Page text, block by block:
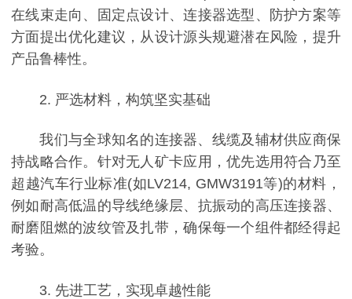
在线束走向、固定点设计、连接器选型、防护方案等
方面提出优化建议，从设计源头规避潜在风险，提升
产品鲁棒性。
2. 严选材料，构筑坚实基础
我们与全球知名的连接器、线缆及辅材供应商保
持战略合作。针对无人矿卡应用，优先选用符合乃至
超越汽车行业标准(如LV214, GMW3191等)的材料，
例如耐高低温的导线绝缘层、抗振动的高压连接器、
耐磨阻燃的波纹管及扎带，确保每一个组件都经得起
考验。
3. 先进工艺，实现卓越性能